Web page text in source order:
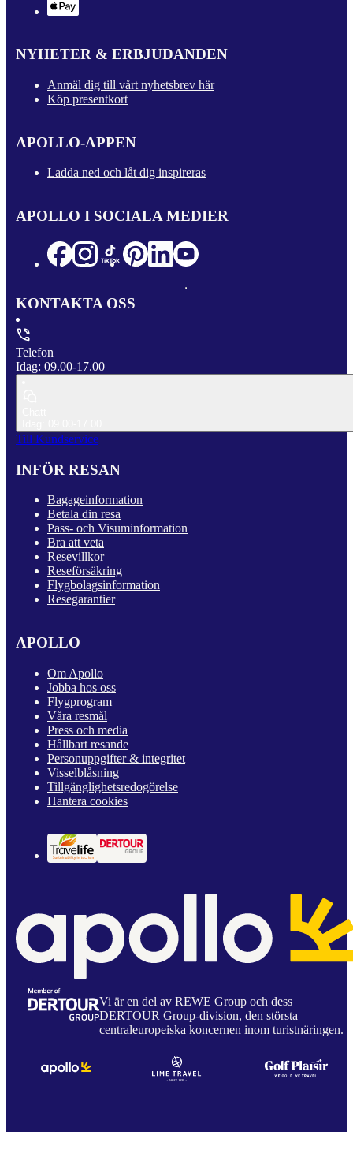
NYHETER & ERBJUDANDEN
Anmäl dig till vårt nyhetsbrev här
Köp presentkort
APOLLO-APPEN
Ladda ned och låt dig inspireras
APOLLO I SOCIALA MEDIER
KONTAKTA OSS
Telefon
Idag: 09.00-17.00
Till Kundservice
INFÖR RESAN
Bagageinformation
Betala din resa
Pass- och Visuminformation
Bra att veta
Resevillkor
Reseförsäkring
Flygbolagsinformation
Resegarantier
APOLLO
Om Apollo
Jobba hos oss
Flygprogram
Våra resmål
Press och media
Hållbart resande
Personuppgifter & integritet
Visselblåsning
Tillgänglighetsredogörelse
Hantera cookies
Vi är en del av REWE Group och dess
DERTOUR Group-division, den största
centraleuropeiska koncernen inom turistnäringen.